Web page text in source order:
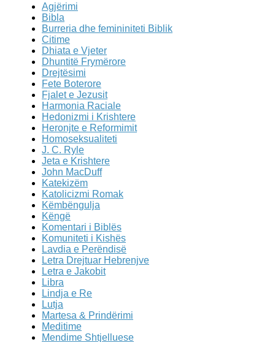
Agjërimi
Bibla
Burreria dhe femininiteti Biblik
Citime
Dhiata e Vjeter
Dhuntitë Frymërore
Drejtësimi
Fete Boterore
Fjalet e Jezusit
Harmonia Raciale
Hedonizmi i Krishtere
Heronjte e Reformimit
Homoseksualiteti
J. C. Ryle
Jeta e Krishtere
John MacDuff
Katekizëm
Katolicizmi Romak
Këmbëngulja
Këngë
Komentari i Biblës
Komuniteti i Kishës
Lavdia e Perëndisë
Letra Drejtuar Hebrenjve
Letra e Jakobit
Libra
Lindja e Re
Lutja
Martesa & Prindërimi
Meditime
Mendime Shtjelluese